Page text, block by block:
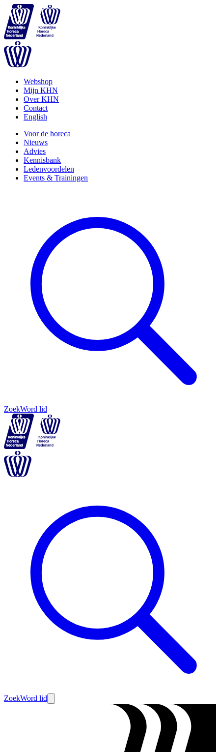
Webshop
Mijn KHN
Over KHN
Contact
English
Voor de horeca
Nieuws
Advies
Kennisbank
Ledenvoordelen
Events & Trainingen
ZoekWord lid
ZoekWord lid